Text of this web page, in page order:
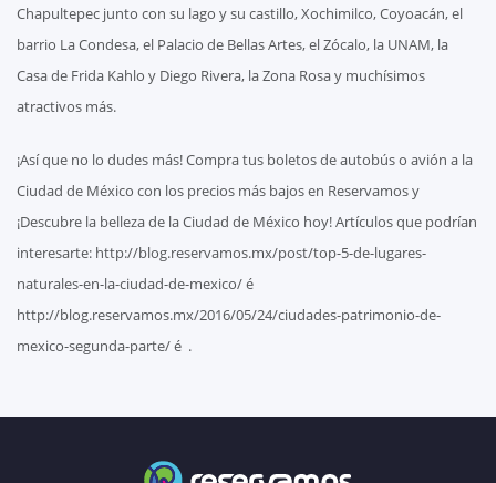
Chapultepec junto con su lago y su castillo, Xochimilco, Coyoacán, el
barrio La Condesa, el Palacio de Bellas Artes, el Zócalo, la UNAM, la
Casa de Frida Kahlo y Diego Rivera, la Zona Rosa y muchísimos
atractivos más.
¡Así que no lo dudes más! Compra tus boletos de autobús o avión a la
Ciudad de México con los precios más bajos en Reservamos y
¡Descubre la belleza de la Ciudad de México hoy! Artículos que podrían
interesarte: http://blog.reservamos.mx/post/top-5-de-lugares-
naturales-en-la-ciudad-de-mexico/ é
http://blog.reservamos.mx/2016/05/24/ciudades-patrimonio-de-
mexico-segunda-parte/ é .